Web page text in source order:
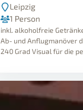
Leipzig
1 Person
inkl. alkoholfreie
Ab- und Anflugmanöver
240 Grad Visual für die